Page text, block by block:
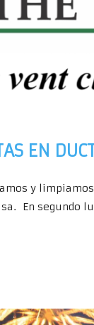
EN
y
En segundo